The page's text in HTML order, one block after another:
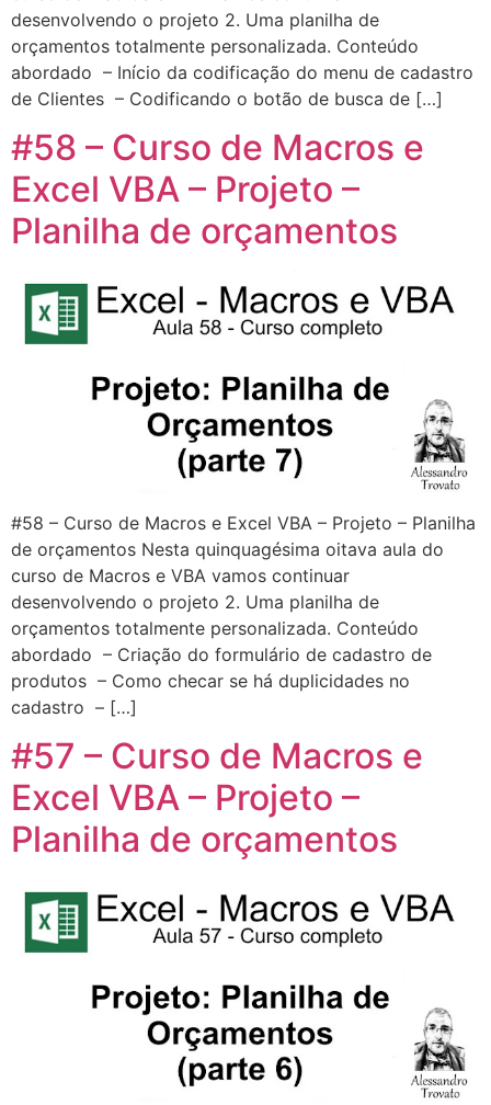
desenvolvendo o projeto 2. Uma planilha de
orçamentos totalmente personalizada. Conteúdo
abordado – Início da codificação do menu de cadastro
de Clientes – Codificando o botão de busca de […]
#58 – Curso de Macros e
Excel VBA – Projeto –
Planilha de orçamentos
#58 – Curso de Macros e Excel VBA – Projeto – Planilha
de orçamentos Nesta quinquagésima oitava aula do
curso de Macros e VBA vamos continuar
desenvolvendo o projeto 2. Uma planilha de
orçamentos totalmente personalizada. Conteúdo
abordado – Criação do formulário de cadastro de
produtos – Como checar se há duplicidades no
cadastro – […]
#57 – Curso de Macros e
Excel VBA – Projeto –
Planilha de orçamentos